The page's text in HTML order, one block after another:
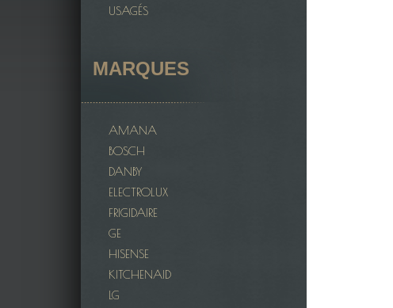
USAGÉS
MARQUES
AMANA
BOSCH
DANBY
ELECTROLUX
FRIGIDAIRE
GE
HISENSE
KITCHENAID
LG